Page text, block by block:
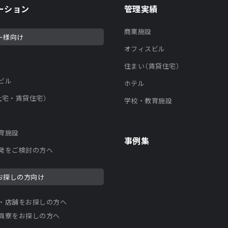
ション
様向け
ル
・賃貸住宅）
施設
をご検討の方へ
探しの方向け
店舗をお探しの方へ
寮をお探しの方へ
管理実績
商業施設
オフィスビル
住まい（賃貸住宅）
ホテル
学校・教育施設
事例集